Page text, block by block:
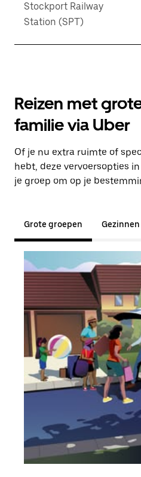
Stockport Railway
Station (SPT)
Reizen met
familie via Uber
Of je nu extra ruimte of
hebt, deze vervoersopties
je groep om op je
Grote groepen Gezinnen